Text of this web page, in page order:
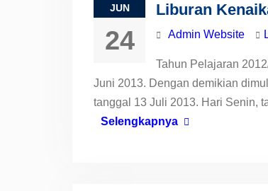
JUN
24
Liburan
Admin Website
Tahun Pelajaran
Juni 2013. Dengan demikian
tanggal 13 Juli 2013. Hari Senin,
Selengkapnya